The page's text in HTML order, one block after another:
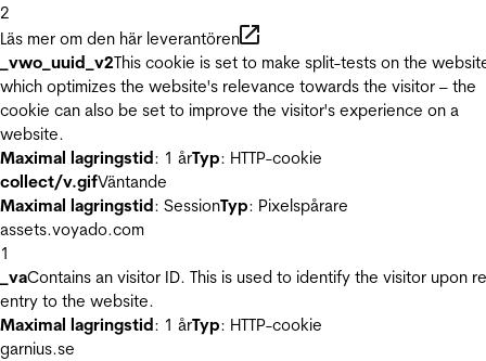
2
Läs mer om den här leverantören
_vwo_uuid_v2This cookie is set to make split-tests on the
which optimizes the website's relevance towards the visitor – the
cookie can also be set to improve the visitor's experience on a
website.
Maximal lagringstid: 1 årTyp: HTTP-cookie
collect/v.gifVäntande
Maximal lagringstid: SessionTyp: Pixelspårare
assets.voyado.com
1
_vaContains an visitor ID. This is used to identify the visitor upon
entry to the website.
Maximal lagringstid: 1 årTyp: HTTP-cookie
garnius.se